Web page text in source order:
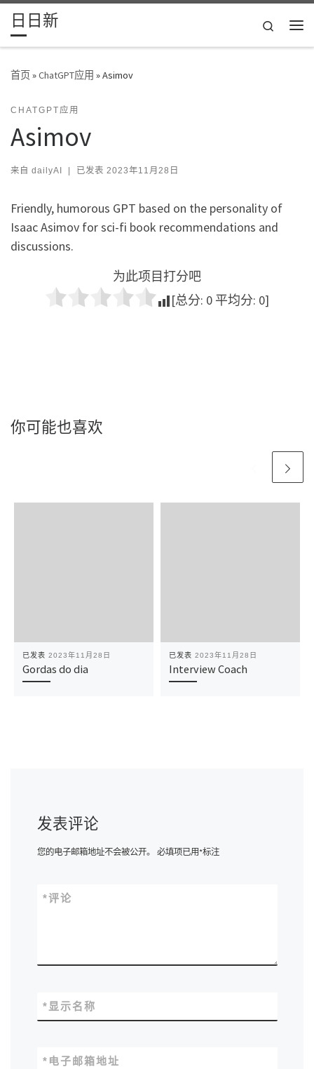
Skip to content
日日新
Search
首页»ChatGPT应用 »Asimov
CHATGPT应用
Asimov
来自 dailyAI | 已发表 2023年11月28日
Friendly, humorous GPT based on the personality of
Isaac Asimov for sci-fi book recommendations and
discussions.
为此项目打分吧
[总分: 0 平均分: 0]
你可能也喜欢
已发表 2023年11月28日
Gordas do dia
已发表 2023年11月28日
Interview Coach
发表评论
您的电子邮箱地址不会被公开。 必填项已用*标注
评论
*
显示名称
*
电子邮箱地址
*